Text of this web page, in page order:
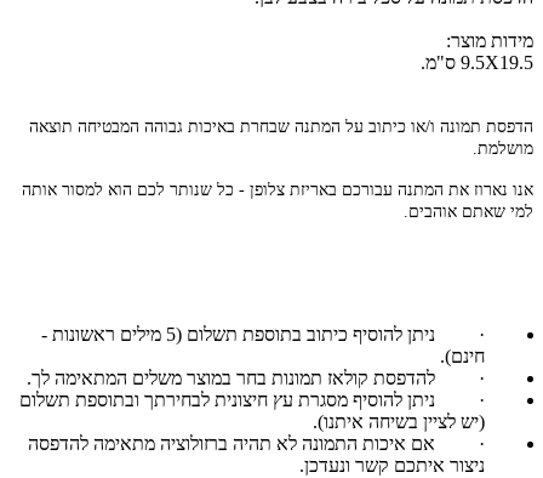
מידות מוצר:
9.5X19.5 ס"מ.
הדפסת תמונה ו/או כיתוב על המתנה שבחרת באיכות גבוהה המבטיחה תוצאה
מושלמת.
אנו נארוז את המתנה עבורכם באריזת צלופן - כל שנותר לכם הוא למסור אותה
למי שאתם אוהבים.
·
ניתן להוסיף כיתוב בתוספת תשלום (5 מילים ראשונות -
חינם).
·
להדפסת קולאז תמונות בחר במוצר משלים המתאימה לך.
·
ניתן להוסיף מסגרת עץ חיצונית לבחירתך ובתוספת תשלום
(יש לציין בשיחה איתנו).
·
אם איכות התמונה לא תהיה ברזולוציה מתאימה להדפסה
ניצור איתכם קשר ונעדכן.